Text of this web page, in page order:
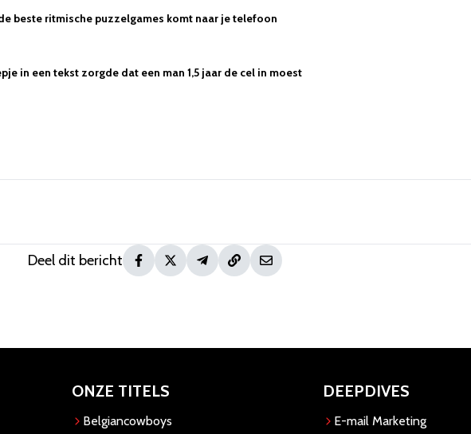
beste ritmische puzzelgames komt naar je telefoon
in een tekst zorgde dat een man 1,5 jaar de cel in moest
Deel dit bericht
ONZE TITELS
Belgiancowboys
DEEPDIVES
E-mail Marketing